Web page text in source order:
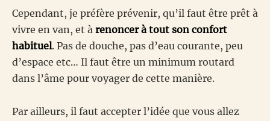
Cependant, je préfère prévenir, qu’il faut être prêt à
vivre en van, et à renoncer à tout son confort
habituel. Pas de douche, pas d’eau courante, peu
d’espace etc… Il faut être un minimum routard
dans l’âme pour voyager de cette manière.
Par ailleurs, il faut accepter l’idée que vous allez